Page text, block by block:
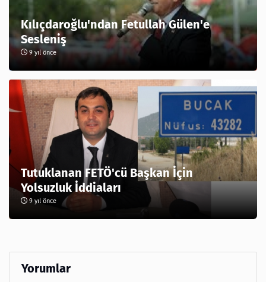
Kılıçdaroğlu'ndan Fetullah Gülen'e
Sesleniş
9 yıl önce
Tutuklanan FETÖ'cü Başkan İçin
Yolsuzluk İddiaları
9 yıl önce
Yorumlar